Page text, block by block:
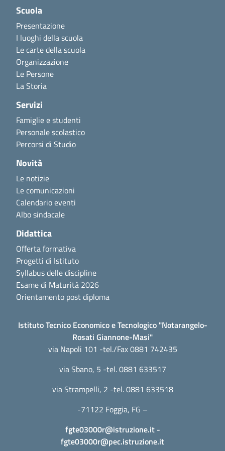
Scuola
Presentazione
I luoghi della scuola
Le carte della scuola
Organizzazione
Le Persone
La Storia
Servizi
Famiglie e studenti
Personale scolastico
Percorsi di Studio
Novità
Le notizie
Le comunicazioni
Calendario eventi
Albo sindacale
Didattica
Offerta formativa
Progetti di Istituto
Syllabus delle discipline
Esame di Maturità 2026
Orientamento post diploma
Istituto Tecnico Economico e Tecnologico "Notarangelo-
Rosati Giannone-Masi"
via Napoli 101 -tel./Fax 0881 742435
via Sbano, 5 -tel. 0881 633517
via Strampelli, 2 -tel. 0881 633518
-71122 Foggia, FG –
fgte03000r@istruzione.it-
fgte03000r@pec.istruzione.it